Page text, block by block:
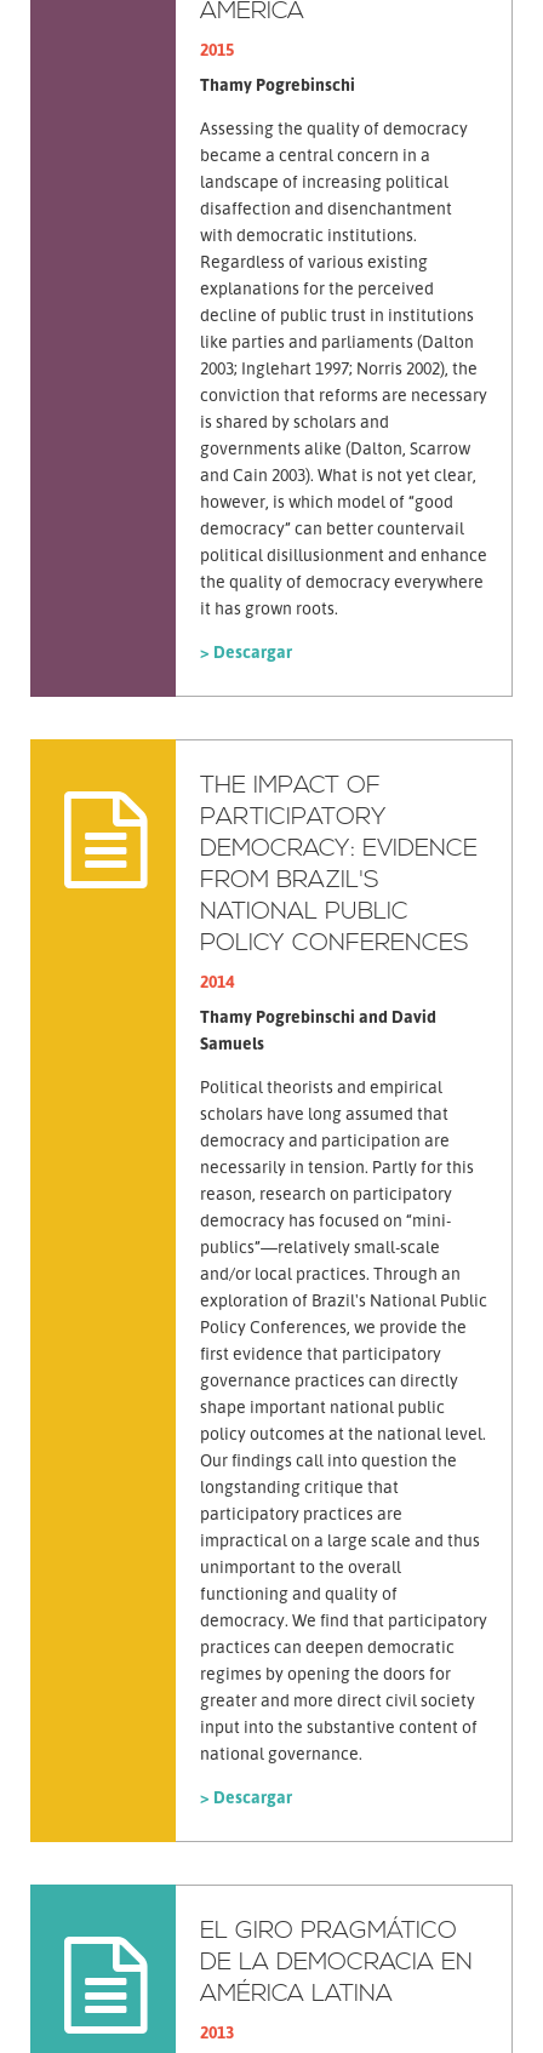
AMERICA
2015
Thamy Pogrebinschi
Assessing the quality of democracy
became a central concern in a
landscape of increasing political
disaffection and disenchantment
with democratic institutions.
Regardless of various existing
explanations for the perceived
decline of public trust in institutions
like parties and parliaments (Dalton
2003; Inglehart 1997; Norris 2002), the
conviction that reforms are necessary
is shared by scholars and
governments alike (Dalton, Scarrow
and Cain 2003). What is not yet clear,
however, is which model of “good
democracy” can better countervail
political disillusionment and enhance
the quality of democracy everywhere
it has grown roots.
> Descargar
THE IMPACT OF
PARTICIPATORY
DEMOCRACY: EVIDENCE
FROM BRAZIL'S
NATIONAL PUBLIC
POLICY CONFERENCES
2014
Thamy Pogrebinschi and David
Samuels
Political theorists and empirical
scholars have long assumed that
democracy and participation are
necessarily in tension. Partly for this
reason, research on participatory
democracy has focused on “mini-
publics”—relatively small-scale
and/or local practices. Through an
exploration of Brazil's National Public
Policy Conferences, we provide the
first evidence that participatory
governance practices can directly
shape important national public
policy outcomes at the national level.
Our findings call into question the
longstanding critique that
participatory practices are
impractical on a large scale and thus
unimportant to the overall
functioning and quality of
democracy. We find that participatory
practices can deepen democratic
regimes by opening the doors for
greater and more direct civil society
input into the substantive content of
national governance.
> Descargar
EL GIRO PRAGMÁTICO
DE LA DEMOCRACIA EN
AMÉRICA LATINA
2013